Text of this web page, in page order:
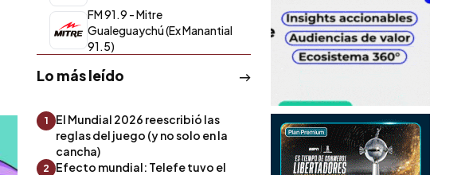
FM 91.9 - Mitre
Gualeguaychú (Ex Manantial
91.5)
Lo más leído
1
El Mundial 2026 reescribió las
reglas del juego (y no solo en la
cancha)
2
Efecto mundial: Telefe tuvo el